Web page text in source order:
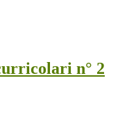
n° 2